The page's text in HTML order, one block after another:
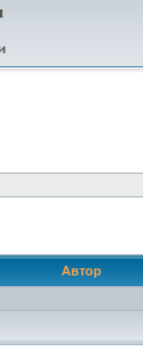
Автор